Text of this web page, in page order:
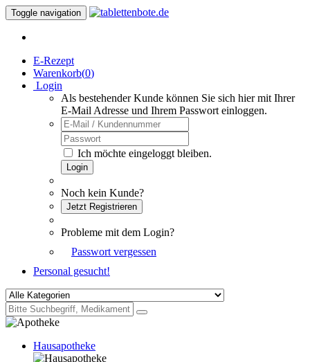
Toggle navigation
E-Rezept
Warenkorb(0)
Login
Als bestehender Kunde können Sie sich hier mit Ihrer
E-Mail Adresse und Ihrem Passwort einloggen.
Ich möchte eingeloggt bleiben.
Login
Noch kein Kunde?
Jetzt Registrieren
Probleme mit dem Login?
Passwort vergessen
Personal gesucht!
Hausapotheke